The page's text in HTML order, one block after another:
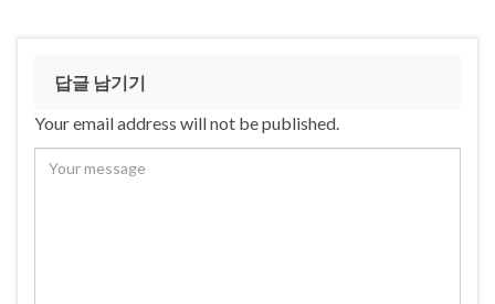
답글 남기기
Your email address will not be published.